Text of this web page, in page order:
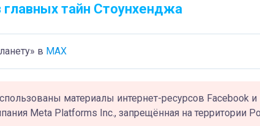
главных тайн Стоунхенджа
в MAX
материалы интернет-ресурсов Facebook
Meta Platforms Inc., запрещённая на территории